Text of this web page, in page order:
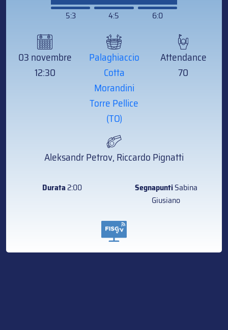
5:3
4:5 6:0
03 novembre
12:30
Palaghiaccio
Cotta
Morandini
Torre Pellice
(TO)
Attendance
70
Aleksandr Petrov, Riccardo Pignatti
Durata2:00 SegnapuntiSabina
Giusiano